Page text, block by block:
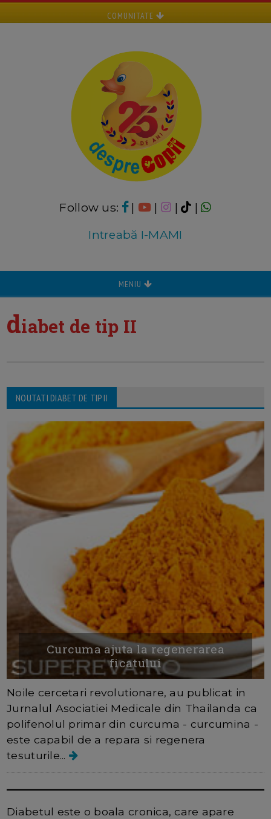
COMUNITATE
Follow us: | | |
|
Intreabă I-MAMI
MENIU
diabet de tip II
NOUTATI DIABET DE TIP II
Curcuma ajuta la regenerarea
ficatului
Noile cercetari revolutionare, au publicat in
Jurnalul Asociatiei Medicale din Thailanda ca
polifenolul primar din curcuma - curcumina -
este capabil de a repara si regenera
tesuturile...
Diabetul este o boala cronica, care apare